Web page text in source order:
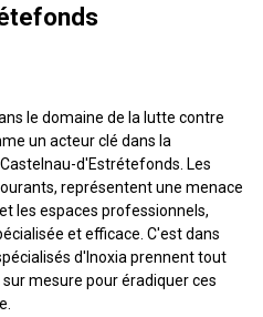
le domaine de la lutte contre
un acteur clé dans la
d'Estrétefonds. Les
représentent une menace
les espaces professionnels,
et efficace. C'est dans
d'Inoxia prennent tout
mesure pour éradiquer ces